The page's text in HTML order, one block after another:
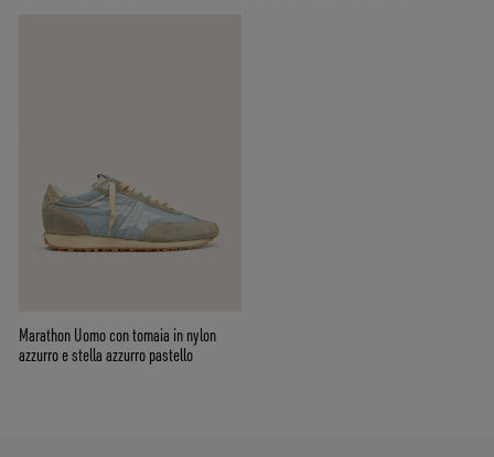
Marathon Uomo con tomaia in nylon
azzurro e stella azzurro pastello